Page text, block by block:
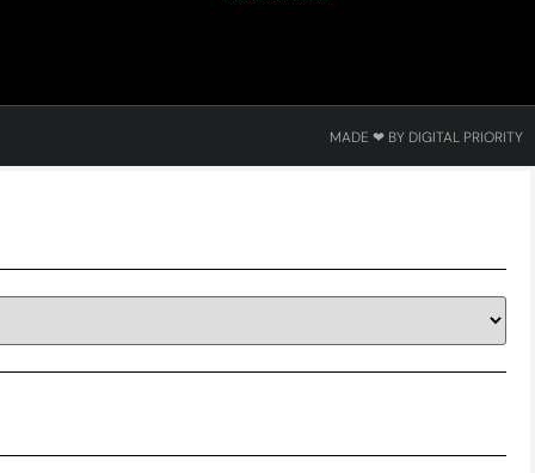
MADE ❤ BY DIGITAL PRIORITY